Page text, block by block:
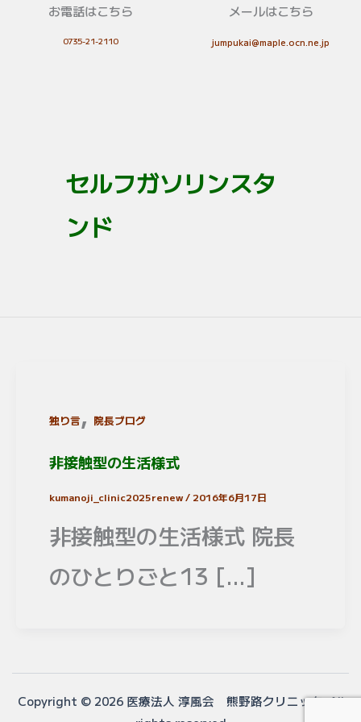
お電話はこちら
0735-21-2110
メールはこちら
jumpukai@maple.ocn.ne.jp
セルフガソリンスタ
ンド
独り言, 院長ブログ
非接触型の生活様式
kumanoji_clinic2025renew/ 2016年6月17日
非接触型の生活様式 院長
のひとりごと13 […]
Copyright © 2026 医療法人 淳風会 熊野路クリニック All